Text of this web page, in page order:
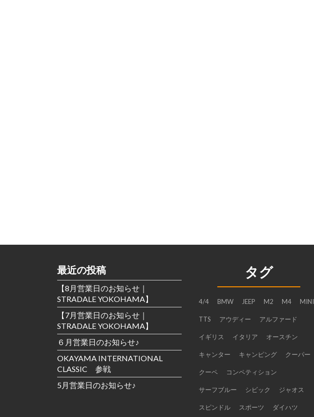
最近の投稿
【8月営業日のお知らせ｜
STRADALE YOKOHAMA】
【7月営業日のお知らせ｜
STRADALE YOKOHAMA】
６月営業日のお知らせ♪
OKAYAMA INTERNATIONAL
CLASSIC 参戦
5月営業日のお知らせ♪
タグ
4/4 BMW JEEP M2 M4 MINI
TTS アウディー アルファード
イギリス イタリア オースチン
キャンター キャンピング クーパー
クーペ コンペティション
サーフブルー シビック ジャオス
スピンドル スポーツ ダイハツ